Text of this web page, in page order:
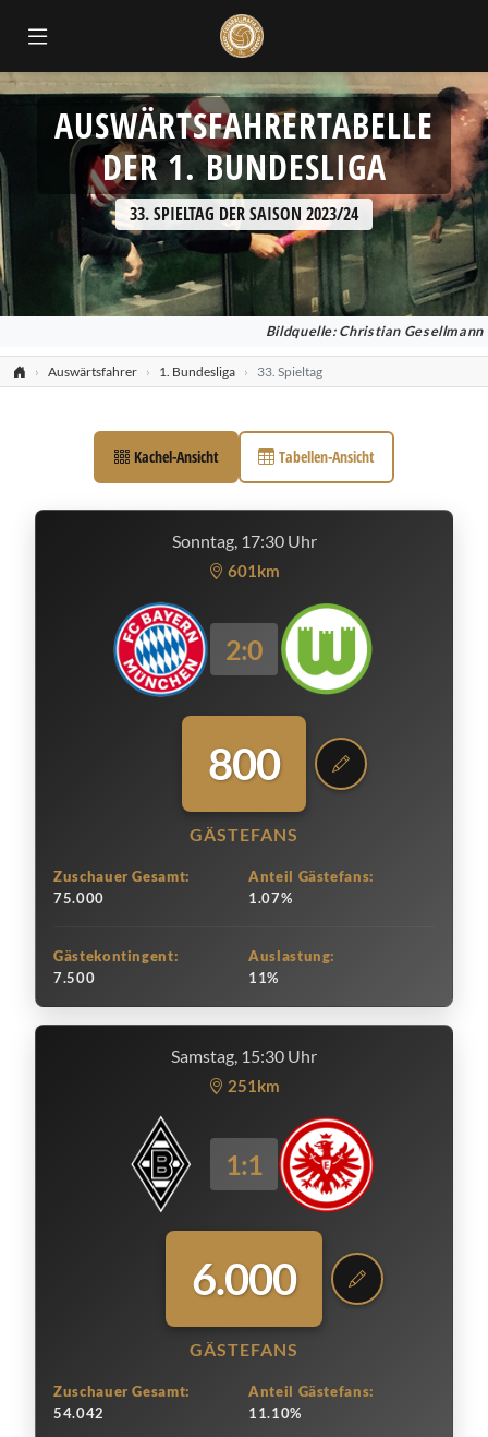
AUSWÄRTSFAHRERTABELLE
DER 1. BUNDESLIGA
33. SPIELTAG DER SAISON 2023/24
Bildquelle: Christian Gesellmann
Auswärtsfahrer 1. Bundesliga 33. Spieltag
Kachel-Ansicht Tabellen-Ansicht
Sonntag, 17:30 Uhr
601km
2:0
800
GÄSTEFANS
Zuschauer Gesamt:
75.000
Anteil Gästefans:
1.07%
Gästekontingent:
7.500
Auslastung:
11%
Samstag, 15:30 Uhr
251km
1:1
6.000
GÄSTEFANS
Zuschauer Gesamt:
54.042
Anteil Gästefans:
11.10%